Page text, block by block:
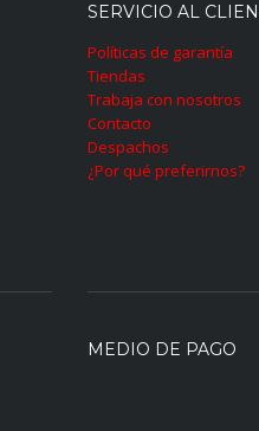
SERVICIO AL
Políticas de garantía
Tiendas
Trabaja con nosotros
Contacto
Despachos
¿Por qué preferirnos?
MEDIO DE PAGO